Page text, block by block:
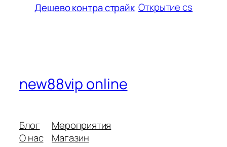
Дешево контра страйк Открытие cs
new88vip online
Блог
О нас
Мероприятия
Магазин